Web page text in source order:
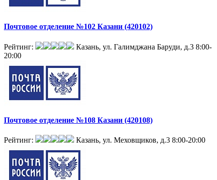
Почтовое отделение №102 Казани (420102)
Рейтинг: Казань, ул. Галимджана Баруди, д.3 8:00-
20:00
Почтовое отделение №108 Казани (420108)
Рейтинг: Казань, ул. Меховщиков, д.3 8:00-20:00